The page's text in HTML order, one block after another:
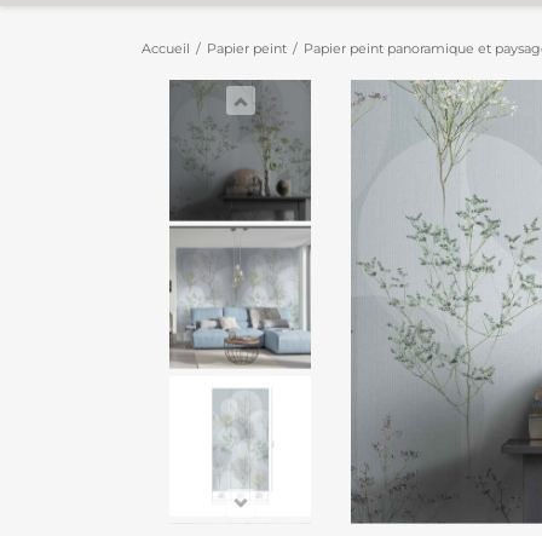
Accueil Papier peint Papier peint panoramique et